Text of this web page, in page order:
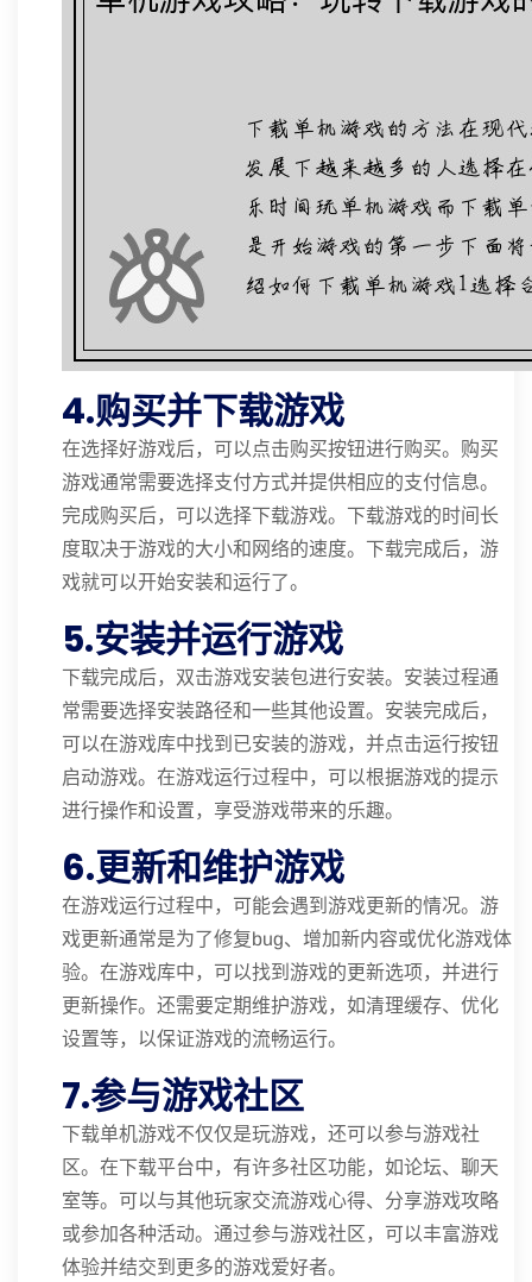
4.购买并下载游戏
在选择好游戏后，可以点击购买按钮进行购买。购买
游戏通常需要选择支付方式并提供相应的支付信息。
完成购买后，可以选择下载游戏。下载游戏的时间长
度取决于游戏的大小和网络的速度。下载完成后，游
戏就可以开始安装和运行了。
5.安装并运行游戏
下载完成后，双击游戏安装包进行安装。安装过程通
常需要选择安装路径和一些其他设置。安装完成后，
可以在游戏库中找到已安装的游戏，并点击运行按钮
启动游戏。在游戏运行过程中，可以根据游戏的提示
进行操作和设置，享受游戏带来的乐趣。
6.更新和维护游戏
在游戏运行过程中，可能会遇到游戏更新的情况。游
戏更新通常是为了修复bug、增加新内容或优化游戏体
验。在游戏库中，可以找到游戏的更新选项，并进行
更新操作。还需要定期维护游戏，如清理缓存、优化
设置等，以保证游戏的流畅运行。
7.参与游戏社区
下载单机游戏不仅仅是玩游戏，还可以参与游戏社
区。在下载平台中，有许多社区功能，如论坛、聊天
室等。可以与其他玩家交流游戏心得、分享游戏攻略
或参加各种活动。通过参与游戏社区，可以丰富游戏
体验并结交到更多的游戏爱好者。